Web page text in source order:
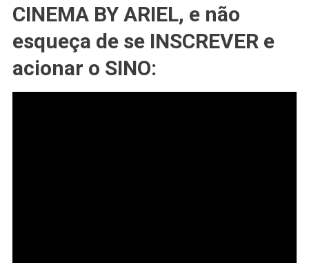
CINEMA BY ARIEL, e não
esqueça de se INSCREVER e
acionar o SINO: